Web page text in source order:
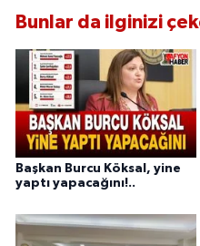
Bunlar da ilginizi
Başkan Burcu Köksal, yine
yaptı yapacağını!..